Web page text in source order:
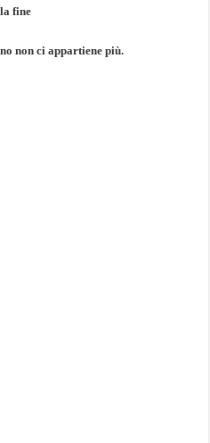
fine
non ci appartiene più.